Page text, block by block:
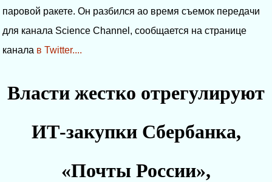
паровой ракете. Он разбился ао время съемок передачи
для канала Science Channel, сообщается на странице
канала в Twitter....
Власти жестко отрегулируют
ИТ-закупки Сбербанка,
«Почты России»,